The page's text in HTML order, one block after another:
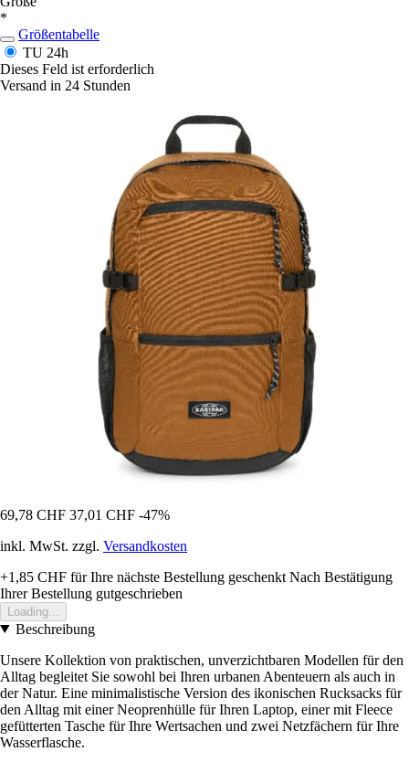
*
Größentabelle
TU 24h
Dieses Feld ist erforderlich
Versand in 24 Stunden
69,78 CHF 37,01 CHF -47%
inkl. MwSt. zzgl. Versandkosten
+1,85 CHF für Ihre nächste Bestellung geschenkt Nach Bestätigung
Ihrer Bestellung gutgeschrieben
Loading...
Beschreibung
Unsere Kollektion von praktischen, unverzichtbaren Modellen für den
Alltag begleitet Sie sowohl bei Ihren urbanen Abenteuern als auch in
der Natur. Eine minimalistische Version des ikonischen Rucksacks für
den Alltag mit einer Neoprenhülle für Ihren Laptop, einer mit Fleece
gefütterten Tasche für Ihre Wertsachen und zwei Netzfächern für Ihre
Wasserflasche.